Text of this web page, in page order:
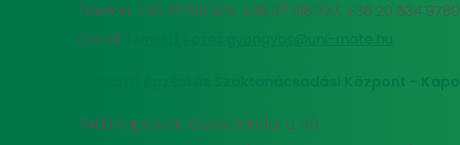
Telefon: +36 37 518 326, +36 37 518 327, +36 20 534 9789
E-mail:
7400 Kaposvár, Guba Sándor u. 40.